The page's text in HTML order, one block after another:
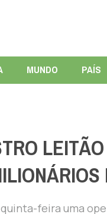
MUNDO PAÍS
feira uma